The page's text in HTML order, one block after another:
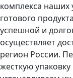
комплекса наших
готового
успешной и
осуществляет
регион России.
жесткую